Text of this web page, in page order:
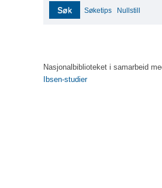
Søk Søketips Nullstill
Nasjonalbiblioteket i samarbeid
Ibsen-studier